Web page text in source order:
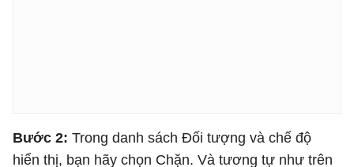
Bước 2: Trong danh sách Đối tượng và chế độ
hiển thị, bạn hãy chọn Chặn. Và tương tự như trên